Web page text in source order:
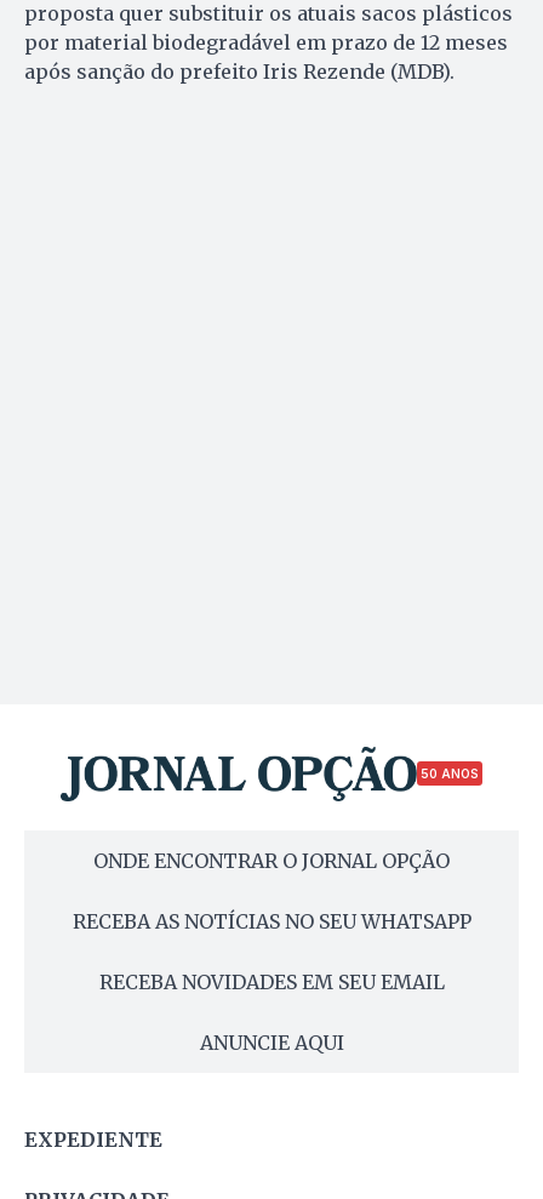
proposta quer substituir os atuais sacos plásticos
por material biodegradável em prazo de 12 meses
após sanção do prefeito Iris Rezende (MDB).
50 ANOS
ONDE ENCONTRAR O JORNAL OPÇÃO
RECEBA AS NOTÍCIAS NO SEU WHATSAPP
RECEBA NOVIDADES EM SEU EMAIL
ANUNCIE AQUI
EXPEDIENTE